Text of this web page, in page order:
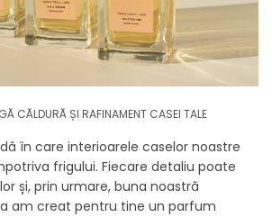
CĂLDURĂ ȘI RAFINAMENT CASEI TALE
în care interioarele caselor noastre
frigului. Fiecare detaliu poate
și, prin urmare, buna noastră
am creat pentru tine un parfum